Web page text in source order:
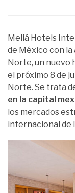
Meliá Hotels
de México con la
Norte, un nuevo
el próximo 8 de
Norte. Se trata
en la capital
los mercados
internacional de